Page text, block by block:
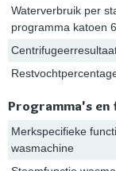
Waterverbruik per
programma katoen
Programma's en
Merkspecifieke
wasmachine